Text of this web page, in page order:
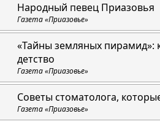
Народный певец Приазовья
Газета «Приазовье»
«Тайны земляных пирамид»:
детство
Газета «Приазовье»
Советы стоматолога,
Газета «Приазовье»